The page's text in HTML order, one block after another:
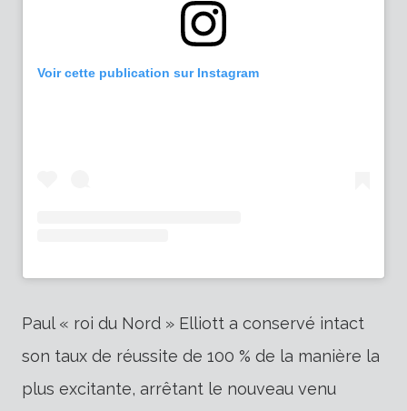
Voir cette publication sur Instagram
Paul « roi du Nord » Elliott a conservé intact
son taux de réussite de 100 % de la manière la
plus excitante, arrêtant le nouveau venu